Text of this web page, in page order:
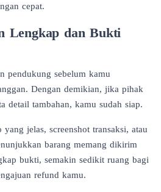
cepat.
Lengkap dan Bukti
pendukung sebelum kamu
Dengan demikian, jika pihak
detail tambahan, kamu sudah siap.
jelas, screenshot transaksi, atau
barang memang dikirim
bukti, semakin sedikit ruang bagi
refund kamu.